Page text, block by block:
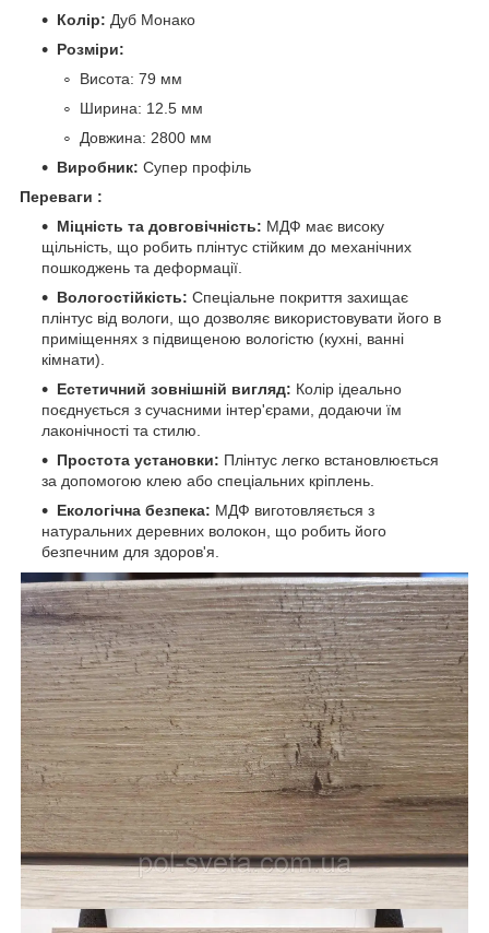
Колір: Дуб Монако
Розміри:
Висота: 79 мм
Ширина: 12.5 мм
Довжина: 2800 мм
Виробник: Супер профіль
Переваги :
Міцність та довговічність: МДФ має високу
щільність, що робить плінтус стійким до механічних
пошкоджень та деформації.
Вологостійкість: Спеціальне покриття захищає
плінтус від вологи, що дозволяє використовувати його в
приміщеннях з підвищеною вологістю (кухні, ванні
кімнати).
Естетичний зовнішній вигляд: Колір ідеально
поєднується з сучасними інтер'єрами, додаючи їм
лаконічності та стилю.
Простота установки: Плінтус легко встановлюється
за допомогою клею або спеціальних кріплень.
Екологічна безпека: МДФ виготовляється з
натуральних деревних волокон, що робить його
безпечним для здоров'я.